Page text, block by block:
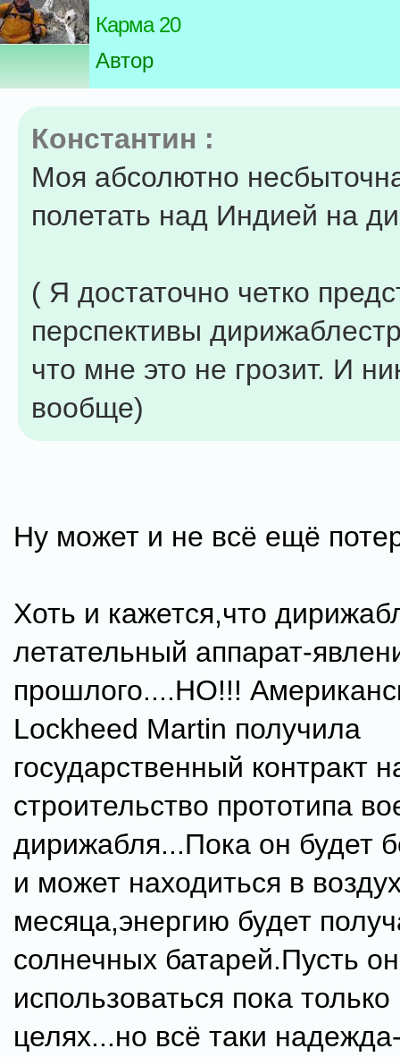
Карма 20
Автор
Константин :
Моя абсолютно
полетать над Индией на
( Я достаточно четко
перспективы
что мне это не грозит. И
вообще)
Ну может и не всё ещё
Хоть и кажется,что
летательный аппарат-
прошлого....НО!!!
Lockheed Martin получила
государственный контракт
строительство прототипа
дирижабля...Пока он будет
и может находиться в
месяца,энергию будет
солнечных батарей.Пусть
использоваться пока
целях...но всё таки